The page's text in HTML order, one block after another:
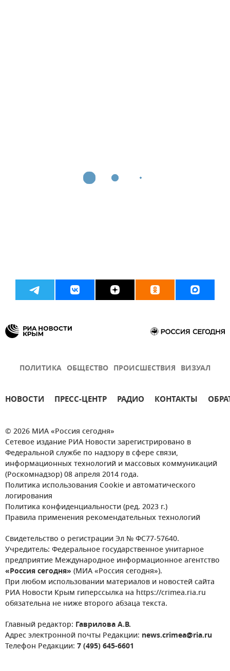
ПОЛИТИКА ОБЩЕСТВО ПРОИСШЕСТВИЯ ВИЗУАЛ
НОВОСТИ ПРЕСС-ЦЕНТР РАДИО КОНТАКТЫ
© 2026 МИА «Россия сегодня»
Сетевое издание РИА Новости зарегистрировано в
Федеральной службе по надзору в сфере связи,
информационных технологий и массовых коммуникаций
(Роскомнадзор) 08 апреля 2014 года.
Политика использования Cookie и автоматического
логирования
Политика конфиденциальности (ред. 2023 г.)
Правила применения рекомендательных технологий
Свидетельство о регистрации Эл № ФС77-57640.
Учредитель: Федеральное государственное унитарное
предприятие Международное информационное агентство
«Россия сегодня» (МИА «Россия сегодня»).
При любом использовании материалов и новостей сайта
РИА Новости Крым гиперссылка на https://crimea.ria.ru
обязательна не ниже второго абзаца текста.
Главный редактор: Гаврилова А.В.
Адрес электронной почты Редакции: news.crimea@ria.ru
Телефон Редакции: 7 (495) 645-6601